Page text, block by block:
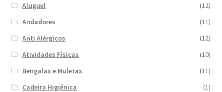
Aluguel
(12)
Andadores
(11)
Anti Alérgicos
(12)
Atividades Físicas
(10)
Bengalas e Muletas
(11)
Cadeira Higiênica
(1)